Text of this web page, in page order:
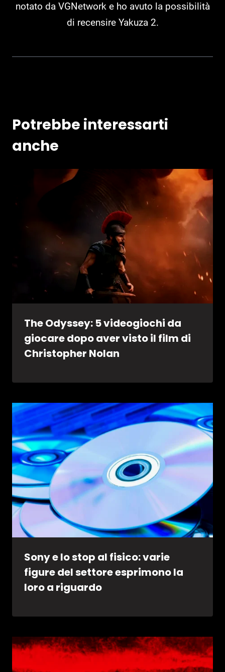
notato da VGNetwork e ho avuto la possibilità
di recensire Yakuza 2.
Potrebbe interessarti
anche
The Odyssey: 5 videogiochi da
giocare dopo aver visto il film di
Christopher Nolan
Sony e lo stop al fisico: varie
figure del settore esprimono la
loro a riguardo